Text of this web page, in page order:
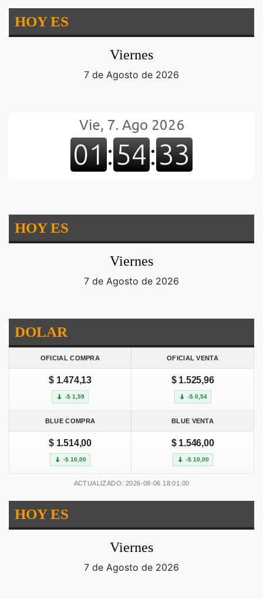
HOY ES
Viernes
7 de Agosto de 2026
HOY ES
Viernes
7 de Agosto de 2026
DOLAR
OFICIAL COMPRA OFICIAL VENTA
$ 1.474,13
-$ 1,59
$ 1.525,96
-$ 0,54
BLUE COMPRA BLUE VENTA
$ 1.514,00
-$ 10,00
$ 1.546,00
-$ 10,00
ACTUALIZADO: 2026-08-06 18:01:00
HOY ES
Viernes
7 de Agosto de 2026